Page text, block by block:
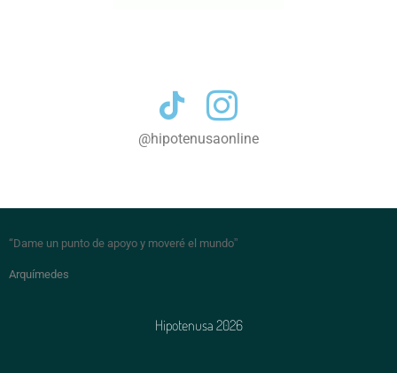
@hipotenusaonline
Hipotenusa 2026
“Dame un punto de apoyo y moveré el mundo”
Arquímedes